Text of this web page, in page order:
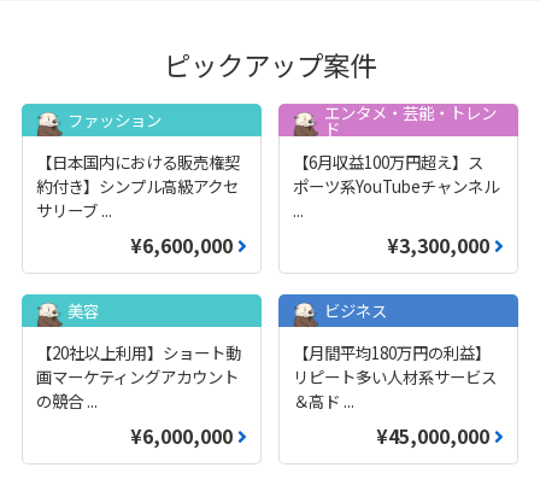
ピックアップ案件
ファッション
【日本国内における販売権契
約付き】シンプル高級アクセ
サリーブ ...
¥6,600,000
エンタメ・芸能・トレン
ド
【6月収益100万円超え】ス
ポーツ系YouTubeチャンネル
...
¥3,300,000
美容
【20社以上利用】ショート動
画マーケティングアカウント
の競合...
¥6,000,000
ビジネス
【月間平均180万円の利益】
リピート多い人材系サービス
＆高ド ...
¥45,000,000